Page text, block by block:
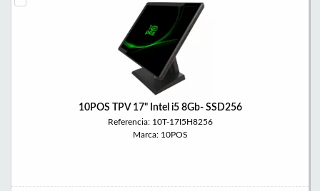
10POS TPV 17" Intel i5 8Gb- SSD256
Referencia: 10T-17I5H8256
Marca: 10POS